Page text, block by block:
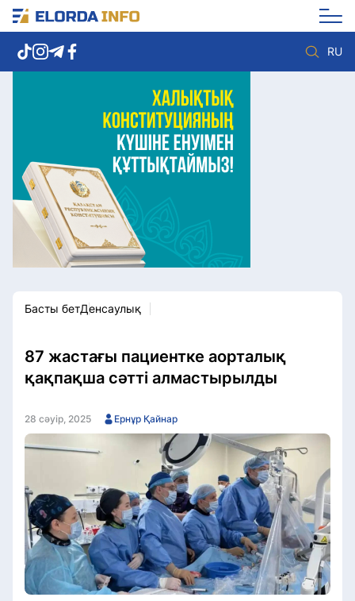
RU
Елорда жаңалықтары
Көзқарас
Саясат
Видео
Әлеумет
Экономика
Спорт
Мәдениет
Басты бетДенсаулық
87 жастағы пациентке аорталық
қақпақша сәтті алмастырылды
28 сәуір, 2025 Ернұр Қайнар